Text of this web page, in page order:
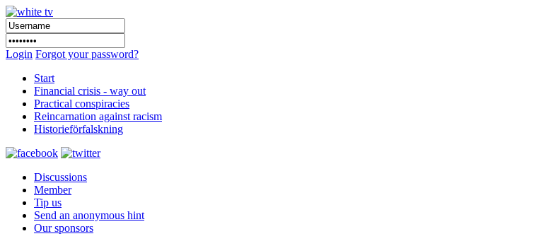
Login Forgot your password?
Start
Financial crisis - way out
Practical conspiracies
Reincarnation against racism
Historieförfalskning
Discussions
Member
Tip us
Send an anonymous hint
Our sponsors